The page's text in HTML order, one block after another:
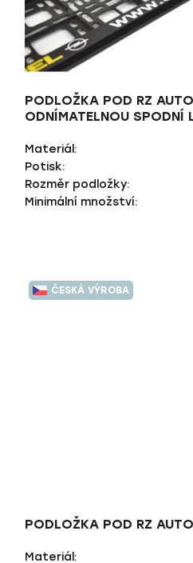
PODLOŽKA POD RZ
ODNÍMATELNOU SPODNÍ
Materiál:
Potisk:
Rozměr podložky:
Minimální množství:
ČESKÁ VÝROBA
PODLOŽKA POD RZ
Materiál: